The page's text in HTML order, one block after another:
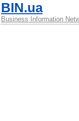
BIN.ua
Business Information